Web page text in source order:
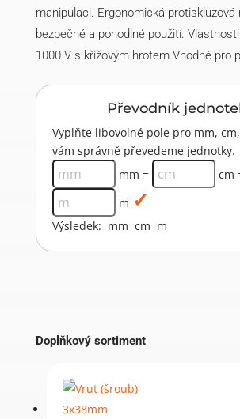
manipulaci. Ergonomická protiskluzová
bezpečné a pohodlné použití.
1000 V s křížovým hrotem Vhodné pro
Převodník
Vyplňte libovolné pole pro mm,
vám správně převedeme jednotky.
mm =
cm
m
Výsledek: mm cm m
Doplňkový sortiment